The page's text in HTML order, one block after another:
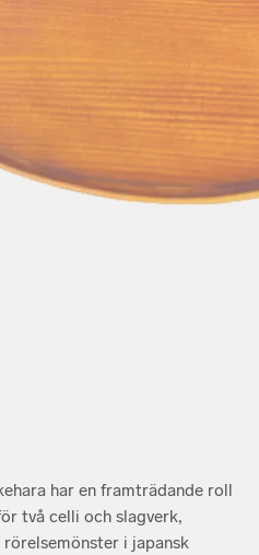
har en framträdande roll
två celli och slagverk,
i japansk